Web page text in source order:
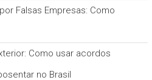
Falsas Empresas: Como
Como usar acordos
no Brasil